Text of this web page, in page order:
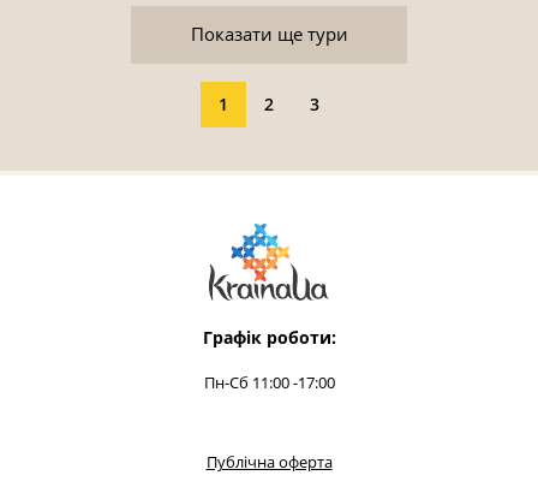
Показати ще тури
1 2 3
Графік роботи:
Пн-Сб 11:00 -17:00
Публічна оферта